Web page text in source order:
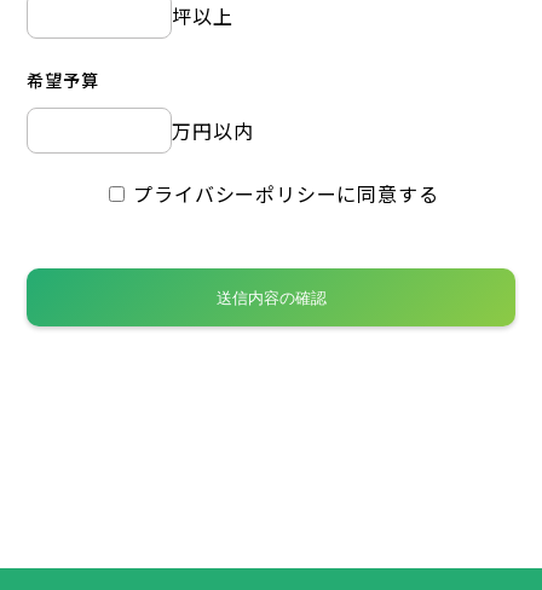
坪以上
希望予算
万円以内
プライバシーポリシーに同意する